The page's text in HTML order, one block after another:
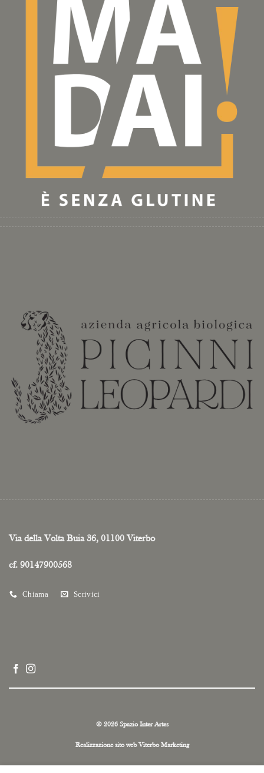
Via della Volta Buia 36, 01100 Viterbo
cf. 90147900568
Chiama Scrivici
© 2026 Spazio Inter Artes
Realizzazione sito webViterbo Marketing